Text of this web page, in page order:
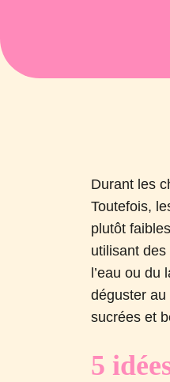
Durant les
Toutefois,
plutôt
utilisant
l’eau ou
déguster
sucrées et
5